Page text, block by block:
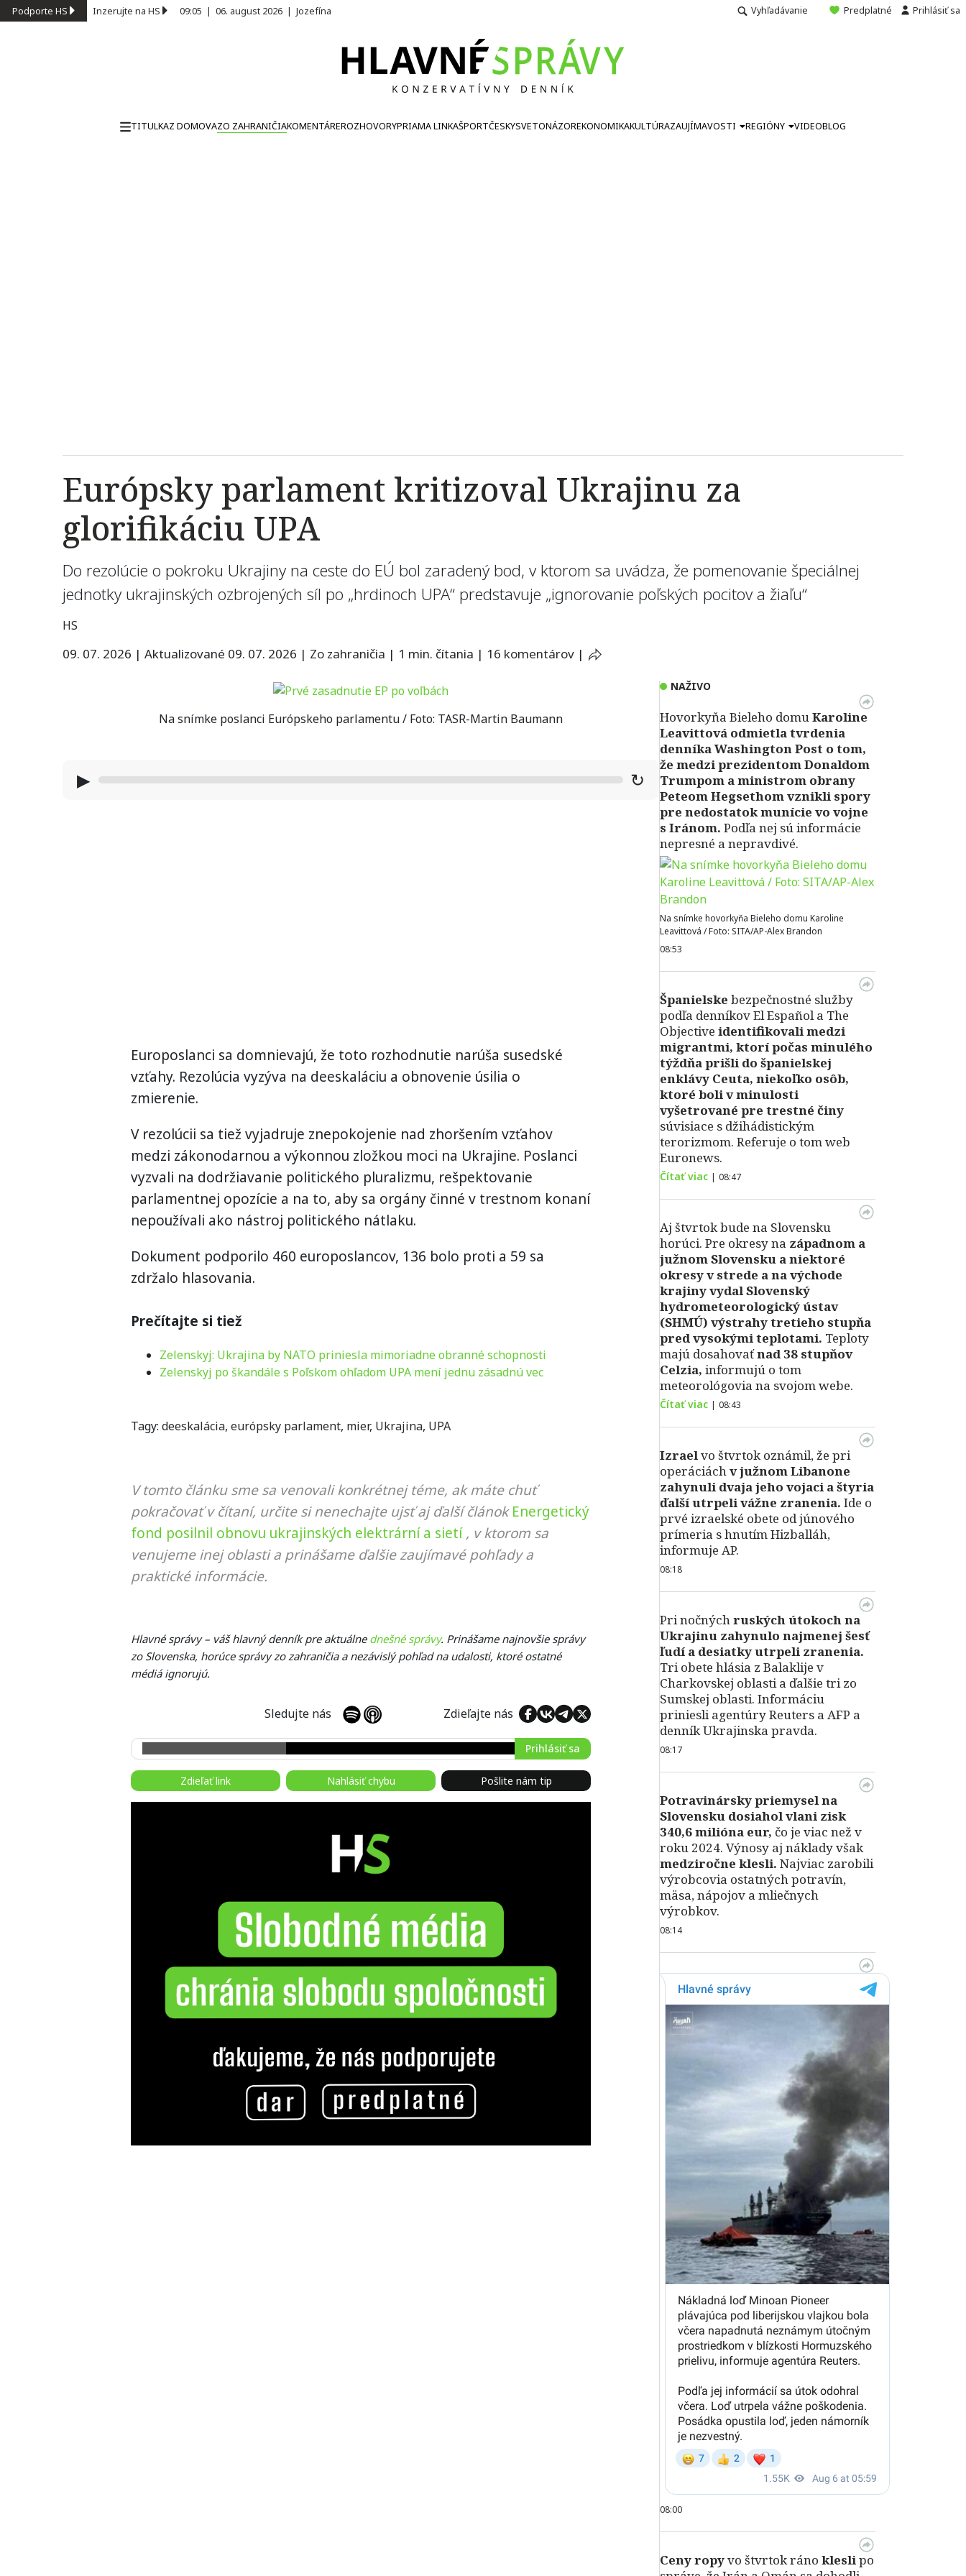
Podporte HS Inzerujte na HS 09:05 | 06. august 2026 | Jozefína Vyhľadávanie Predplatné Prihlásiť sa
TITULKAZ DOMOVAZO ZAHRANIČIAKOMENTÁREROZHOVORYPRIAMA LINKAŠPORTČESKYSVETONÁZOREKONOMIKAKULTÚRAZAUJÍMAVOSTI REGIÓNY VIDEOBLOG
Európsky parlament kritizoval Ukrajinu za
glorifikáciu UPA
Do rezolúcie o pokroku Ukrajiny na ceste do EÚ bol zaradený bod, v ktorom sa uvádza, že pomenovanie špeciálnej
jednotky ukrajinských ozbrojených síl po „hrdinoch UPA“ predstavuje „ignorovanie poľských pocitov a žiaľu“
HS
09. 07. 2026 | Aktualizované 09. 07. 2026 | Zo zahraničia | 1 min. čítania | 16 komentárov |
Na snímke poslanci Európskeho parlamentu / Foto: TASR-Martin Baumann
▶ ↻
Europoslanci sa domnievajú, že toto rozhodnutie narúša susedské
vzťahy. Rezolúcia vyzýva na deeskaláciu a obnovenie úsilia o
zmierenie.
V rezolúcii sa tiež vyjadruje znepokojenie nad zhoršením vzťahov
medzi zákonodarnou a výkonnou zložkou moci na Ukrajine. Poslanci
vyzvali na dodržiavanie politického pluralizmu, rešpektovanie
parlamentnej opozície a na to, aby sa orgány činné v trestnom konaní
nepoužívali ako nástroj politického nátlaku.
Dokument podporilo 460 europoslancov, 136 bolo proti a 59 sa
zdržalo hlasovania.
Prečítajte si tiež
Zelenskyj: Ukrajina by NATO priniesla mimoriadne obranné schopnosti
Zelenskyj po škandále s Poľskom ohľadom UPA mení jednu zásadnú vec
Tagy: deeskalácia, európsky parlament, mier, Ukrajina, UPA
V tomto článku sme sa venovali konkrétnej téme, ak máte chuť
pokračovať v čítaní, určite si nenechajte ujsť aj ďalší článok Energetický
fond posilnil obnovu ukrajinských elektrární a sietí , v ktorom sa
venujeme inej oblasti a prinášame ďalšie zaujímavé pohľady a
praktické informácie.
Hlavné správy – váš hlavný denník pre aktuálne dnešné správy. Prinášame najnovšie správy
zo Slovenska, horúce správy zo zahraničia a nezávislý pohľad na udalosti, ktoré ostatné
médiá ignorujú.
Sledujte nás Zdieľajte nás
Prihlásiť sa
Zdieľať link Nahlásiť chybu Pošlite nám tip
NAŽIVO
Hovorkyňa Bieleho domuKaroline
Leavittová odmietla tvrdenia
denníka Washington Post o tom,
že medzi prezidentom Donaldom
Trumpom a ministrom obrany
Peteom Hegsethom vznikli spory
pre nedostatok munície vo vojne
s Iránom. Podľa nej sú informácie
nepresné a nepravdivé.
Na snímke hovorkyňa Bieleho domu Karoline
Leavittová / Foto: SITA/AP-Alex Brandon
08:53
Španielske bezpečnostné služby
podľa denníkov El Español a The
Objective identifikovali medzi
migrantmi, ktorí počas minulého
týždňa prišli do španielskej
enklávy Ceuta, niekoľko osôb,
ktoré boli v minulosti
vyšetrované pre trestné činy
súvisiace s džihádistickým
terorizmom. Referuje o tom web
Euronews.
Čítať viac | 08:47
Aj štvrtok bude na Slovensku
horúci. Pre okresy na západnom a
južnom Slovensku a niektoré
okresy v strede a na východe
krajiny vydal Slovenský
hydrometeorologický ústav
(SHMÚ) výstrahy tretieho stupňa
pred vysokými teplotami. Teploty
majú dosahovaťnad 38 stupňov
Celzia, informujú o tom
meteorológovia na svojom webe.
Čítať viac | 08:43
Izraelvo štvrtok oznámil, že pri
operáciáchv južnom Libanone
zahynuli dvaja jeho vojaci a štyria
ďalší utrpeli vážne zranenia. Ide o
prvé izraelské obete od júnového
prímeria s hnutím Hizballáh,
informuje AP.
08:18
Pri nočnýchruských útokoch na
Ukrajinu zahynulo najmenej šesť
ľudí a desiatky utrpeli zranenia.
Tri obete hlásia z Balaklije v
Charkovskej oblasti a ďalšie tri zo
Sumskej oblasti. Informáciu
priniesli agentúry Reuters a AFP a
denník Ukrajinska pravda.
08:17
Potravinársky priemysel na
Slovensku dosiahol vlani zisk
340,6 milióna eur, čo je viac než v
roku 2024. Výnosy aj náklady však
medziročne klesli. Najviac zarobili
výrobcovia ostatných potravín,
mäsa, nápojov a mliečnych
výrobkov.
08:14
08:00
Ceny ropyvo štvrtok ráno kleslipo